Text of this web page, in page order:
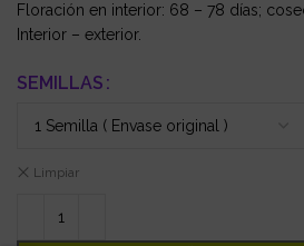
Floración en interior: 68 – 78 días;
Interior – exterior.
SEMILLAS
Limpiar